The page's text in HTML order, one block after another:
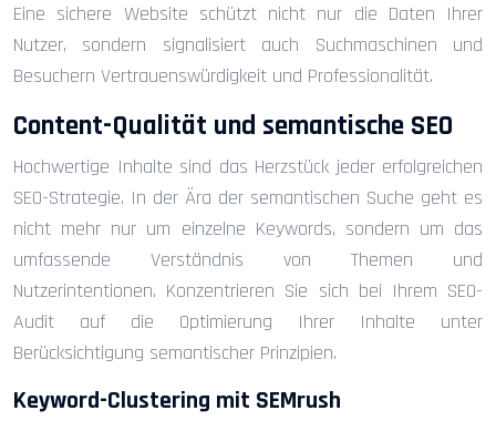
Eine sichere Website schützt nicht nur die Daten Ihrer
Nutzer, sondern signalisiert auch Suchmaschinen und
Besuchern Vertrauenswürdigkeit und Professionalität.
Content-Qualität und semantische SEO
Hochwertige Inhalte sind das Herzstück jeder erfolgreichen
SEO-Strategie. In der Ära der semantischen Suche geht es
nicht mehr nur um einzelne Keywords, sondern um das
umfassende Verständnis von Themen und
Nutzerintentionen. Konzentrieren Sie sich bei Ihrem SEO-
Audit auf die Optimierung Ihrer Inhalte unter
Berücksichtigung semantischer Prinzipien.
Keyword-Clustering mit SEMrush